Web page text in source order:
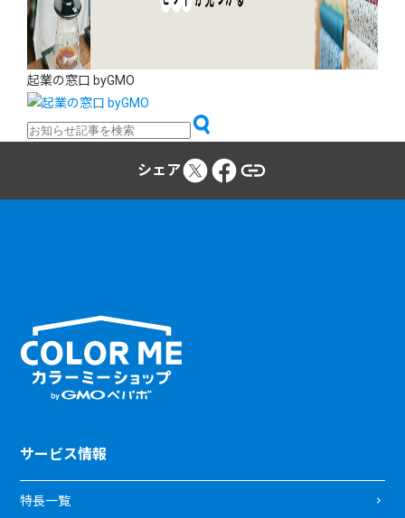
起業の窓口 byGMO
シェア
サービス情報
特長一覧